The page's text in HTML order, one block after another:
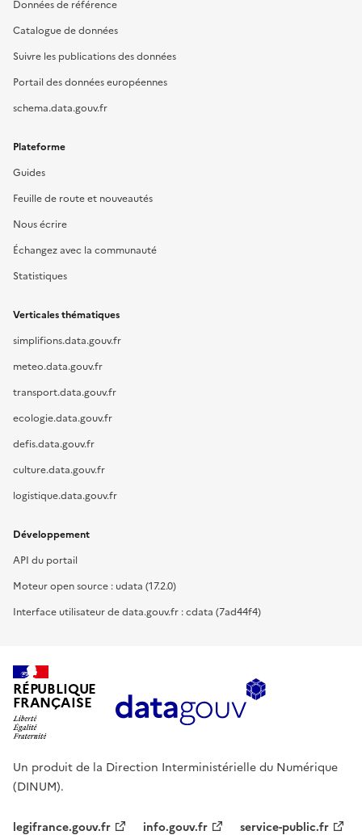
Données de référence
Catalogue de données
Suivre les publications des données
Portail des données européennes
schema.data.gouv.fr
Plateforme
Guides
Feuille de route et nouveautés
Nous écrire
Échangez avec la communauté
Statistiques
Verticales thématiques
simplifions.data.gouv.fr
meteo.data.gouv.fr
transport.data.gouv.fr
ecologie.data.gouv.fr
defis.data.gouv.fr
culture.data.gouv.fr
logistique.data.gouv.fr
Développement
API du portail
Moteur open source : udata (17.2.0)
Interface utilisateur de data.gouv.fr : cdata (7ad44f4)
RÉPUBLIQUE
FRANÇAISE
Un produit de la Direction Interministérielle du Numérique
(DINUM).
legifrance.gouv.fr info.gouv.fr service-public.fr